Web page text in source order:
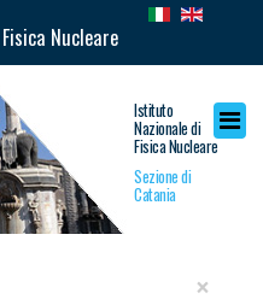
Nucleare
Istituto
Nazionale di
Fisica Nucleare
Sezione di
Catania
×